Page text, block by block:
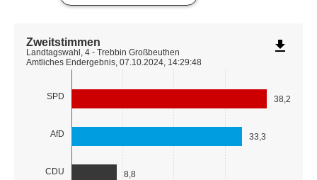
SPD
AfD
CDU
38,2
33,3
8,8
Zweitstimmen
Landtagswahl, 4 - Trebbin Großbeuthen
Amtliches Endergebnis, 07.10.2024, 14:29:48
file_download